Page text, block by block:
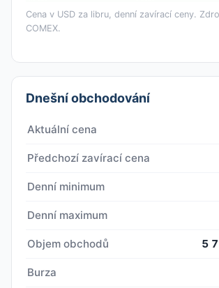
Cena v USD za libru, denní zavírací ceny.
COMEX.
Dnešní obchodování
Aktuální cena
Předchozí zavírací cena
Denní minimum
Denní maximum
Objem obchodů 5
Burza